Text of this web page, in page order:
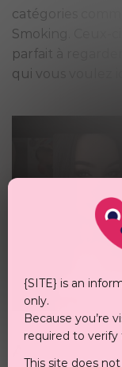
catégories
Smoking. Ceux-
parfait à
qui vous voulez ici
{SITE} is an
only.
Because you’re
required to verify
This site does